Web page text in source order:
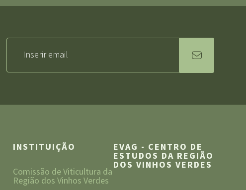
INSTITUIÇÃO
Comissão de Viticultura da
Região dos Vinhos Verdes
EVAG - CENTRO DE
ESTUDOS DA REGIÃO
DOS VINHOS VERDES